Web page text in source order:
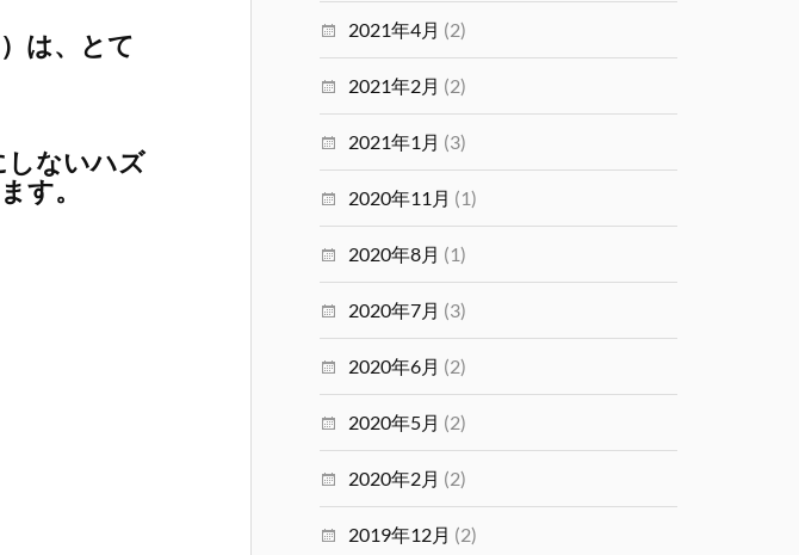
は、とて
ないハズ
す。
2021年4月 (2)
2021年2月 (2)
2021年1月 (3)
2020年11月 (1)
2020年8月 (1)
2020年7月 (3)
2020年6月 (2)
2020年5月 (2)
2020年2月 (2)
2019年12月 (2)